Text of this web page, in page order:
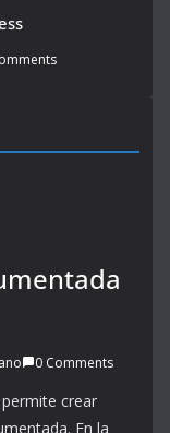
0 Comments
crear
En la